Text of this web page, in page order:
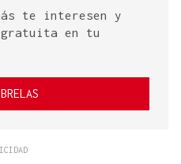
te interesen y
gratuita en tu